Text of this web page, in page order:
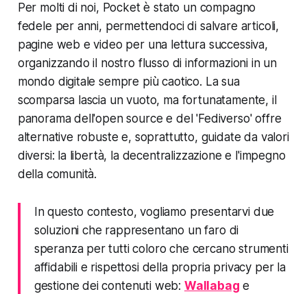
Per molti di noi, Pocket è stato un compagno
fedele per anni, permettendoci di salvare articoli,
pagine web e video per una lettura successiva,
organizzando il nostro flusso di informazioni in un
mondo digitale sempre più caotico. La sua
scomparsa lascia un vuoto, ma fortunatamente, il
panorama dell'open source e del 'Fediverso' offre
alternative robuste e, soprattutto, guidate da valori
diversi: la libertà, la decentralizzazione e l'impegno
della comunità.
In questo contesto, vogliamo presentarvi due
soluzioni che rappresentano un faro di
speranza per tutti coloro che cercano strumenti
affidabili e rispettosi della propria privacy per la
gestione dei contenuti web: Wallabag e